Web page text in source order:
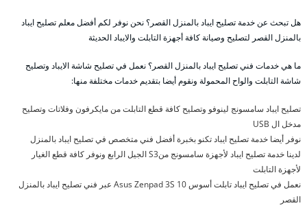
هل تبحث عن خدمة تصليح ايباد بالمنزل القصر؟ نحن نوفر لكم أفضل معلم تصليح ايباد
بالمنزل القصر لتصليح وصيانة كافة أجهزة التابلت والايباد الحديثة
ما هي خدمات فني تصليح ايباد بالمنزل القصر؟ نعمل في تصليح شاشة الايباد وتصليح
شاشة التابلت والواح المحمولة ونقوم أيضا بتقديم خدمات مختلفة منها:
تصليح ايباد سامسونج لينوفو وتصليح كافة قطع التابلت من مايكرفون وفلاتات وتصليح
مدخل ال USB
نوفر أيضا خدمة تصليح ايباد تكنو بخبرة أفضل فني متخصص في تصليح ايباد بالمنزل
لدينا خدمة تصليح ايباد لأجهزة سامسونج منS3 الجيل الرابع ونوفر كافة قطع الغيار
لأجهزة التابلت
نعمل في تصليح ايباد تابلت أسوس Asus Zenpad 3S 10 عبر فني تصليح ايباد بالمنزل
القصر